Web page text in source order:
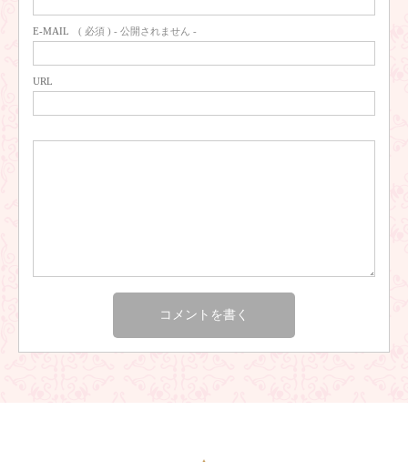
E-MAIL ( 必須 ) - 公開されません -
URL